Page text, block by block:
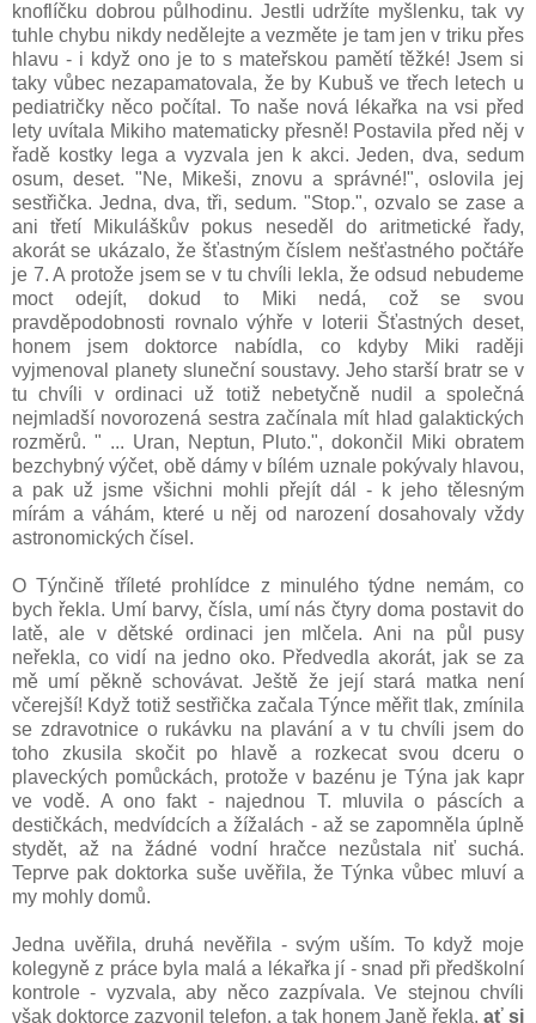
knoflíčku dobrou půlhodinu. Jestli udržíte myšlenku, tak vy
tuhle chybu nikdy nedělejte a vezměte je tam jen v triku přes
hlavu - i když ono je to s mateřskou pamětí těžké! Jsem si
taky vůbec nezapamatovala, že by Kubuš ve třech letech u
pediatričky něco počítal. To naše nová lékařka na vsi před
lety uvítala Mikiho matematicky přesně! Postavila před něj v
řadě kostky lega a vyzvala jen k akci. Jeden, dva, sedum
osum, deset. "Ne, Mikeši, znovu a správné!", oslovila jej
sestřička. Jedna, dva, tři, sedum. "Stop.", ozvalo se zase a
ani třetí Mikuláškův pokus neseděl do aritmetické řady,
akorát se ukázalo, že šťastným číslem nešťastného počtáře
je 7. A protože jsem se v tu chvíli lekla, že odsud nebudeme
moct odejít, dokud to Miki nedá, což se svou
pravděpodobnosti rovnalo výhře v loterii Šťastných deset,
honem jsem doktorce nabídla, co kdyby Miki raději
vyjmenoval planety sluneční soustavy. Jeho starší bratr se v
tu chvíli v ordinaci už totiž nebetyčně nudil a společná
nejmladší novorozená sestra začínala mít hlad galaktických
rozměrů. " ... Uran, Neptun, Pluto.", dokončil Miki obratem
bezchybný výčet, obě dámy v bílém uznale pokývaly hlavou,
a pak už jsme všichni mohli přejít dál - k jeho tělesným
mírám a váhám, které u něj od narození dosahovaly vždy
astronomických čísel.
O Týnčině tříleté prohlídce z minulého týdne nemám, co
bych řekla. Umí barvy, čísla, umí nás čtyry doma postavit do
latě, ale v dětské ordinaci jen mlčela. Ani na půl pusy
neřekla, co vidí na jedno oko. Předvedla akorát, jak se za
mě umí pěkně schovávat. Ještě že její stará matka není
včerejší! Když totiž sestřička začala Týnce měřit tlak, zmínila
se zdravotnice o rukávku na plavání a v tu chvíli jsem do
toho zkusila skočit po hlavě a rozkecat svou dceru o
plaveckých pomůckách, protože v bazénu je Týna jak kapr
ve vodě. A ono fakt - najednou T. mluvila o páscích a
destičkách, medvídcích a žížalách - až se zapomněla úplně
stydět, až na žádné vodní hračce nezůstala niť suchá.
Teprve pak doktorka suše uvěřila, že Týnka vůbec mluví a
my mohly domů.
Jedna uvěřila, druhá nevěřila - svým uším. To když moje
kolegyně z práce byla malá a lékařka jí - snad při předškolní
kontrole - vyzvala, aby něco zazpívala. Ve stejnou chvíli
však doktorce zazvonil telefon, a tak honem Janě řekla, ať si